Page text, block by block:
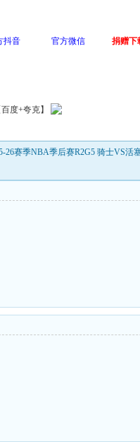
抖音 官方微信 捐赠下
度+夸克】
26赛季NBA季后赛R2G5 骑士VS活